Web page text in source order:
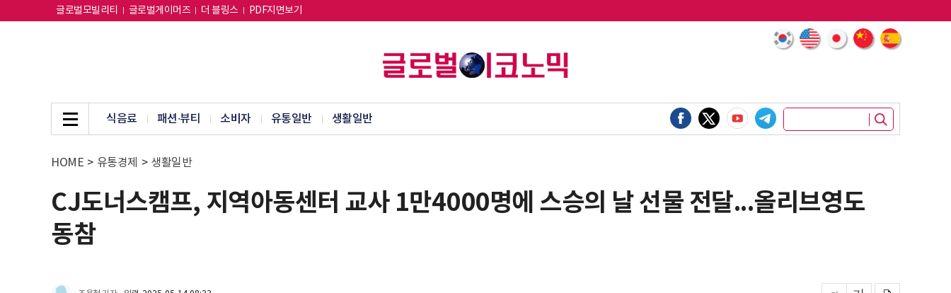
글로벌모빌리티 글로벌게이머즈 더 블링스 PDF지면보기
식음료 패션∙뷰티 소비자 유통일반 생활일반
HOME > 유통경제 > 생활일반
CJ도너스캠프, 지역아동센터 교사 1만4000명에 스승의 날 선물 전달...올리브영도
동참